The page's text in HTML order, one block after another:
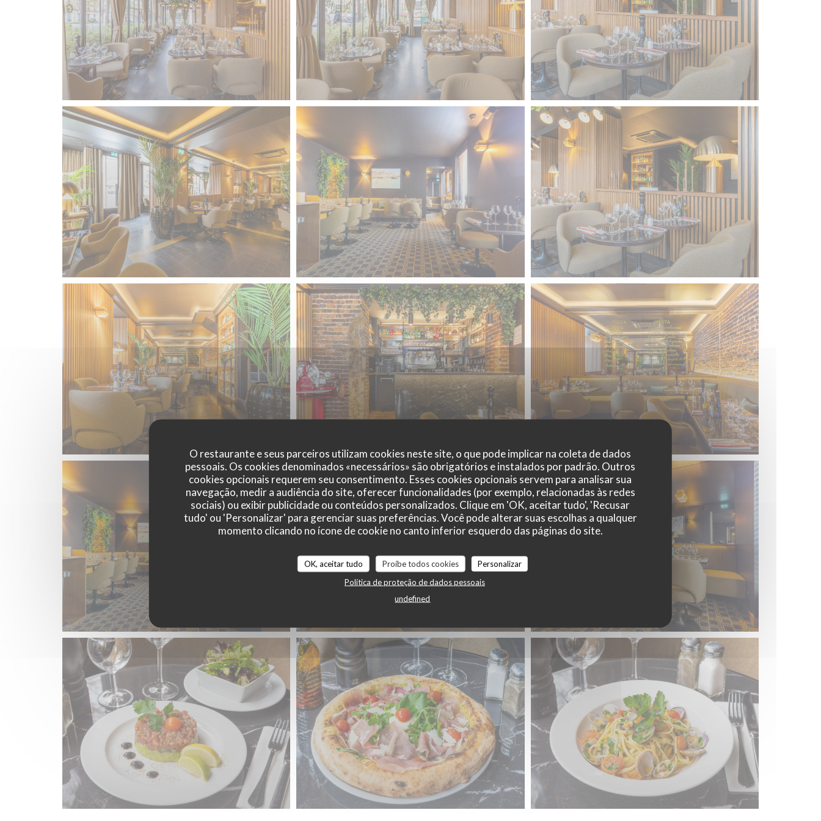
O restaurante e seus parceiros utilizam cookies neste site, o que pode implicar na coleta de dados
pessoais. Os cookies denominados «necessários» são obrigatórios e instalados por padrão. Outros
cookies opcionais requerem seu consentimento. Esses cookies opcionais servem para analisar sua
navegação, medir a audiência do site, oferecer funcionalidades (por exemplo, relacionadas às redes
sociais) ou exibir publicidade ou conteúdos personalizados. Clique em 'OK, aceitar tudo', 'Recusar
tudo' ou 'Personalizar' para gerenciar suas preferências. Você pode alterar suas escolhas a qualquer
momento clicando no ícone de cookie no canto inferior esquerdo das páginas do site.
OK, aceitar tudo Proíbe todos cookies
Personalizar
Política de proteção de dados pessoais
undefined